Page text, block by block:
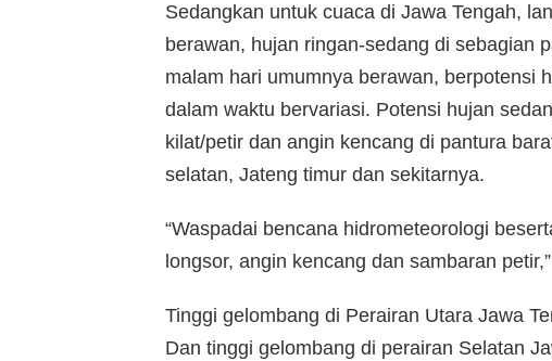
Sedangkan untuk cuaca di Jawa Tengah,
berawan, hujan ringan-sedang di sebagian
malam hari umumnya berawan, berpotensi
dalam waktu bervariasi. Potensi hujan
kilat/petir dan angin kencang di pantura
selatan, Jateng timur dan sekitarnya.
“Waspadai bencana hidrometeorologi
longsor, angin kencang dan sambaran
Tinggi gelombang di Perairan Utara Jawa
Dan tinggi gelombang di perairan Selatan